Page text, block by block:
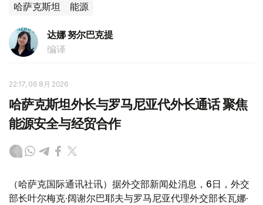
哈萨克斯坦 能源
达娜 努尔巴克提
编译
22:17, 06 8月 2026
哈萨克斯坦外长与罗马尼亚代外长通话 聚焦
能源安全与经贸合作
（哈萨克国际通讯社讯）据外交部新闻处消息，6日，外交
部长叶尔梅克·阔谢尔巴耶夫与罗马尼亚代理外交部长瓦娜·